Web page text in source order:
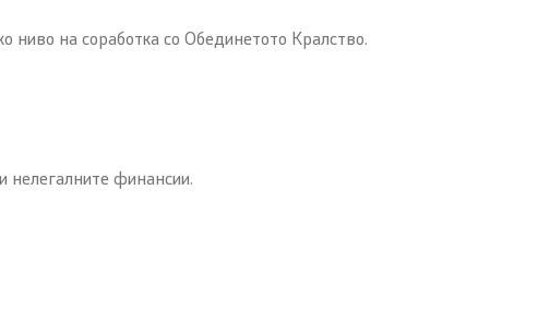
ниво на соработка со Обединетото Кралство.
нелегалните финансии.